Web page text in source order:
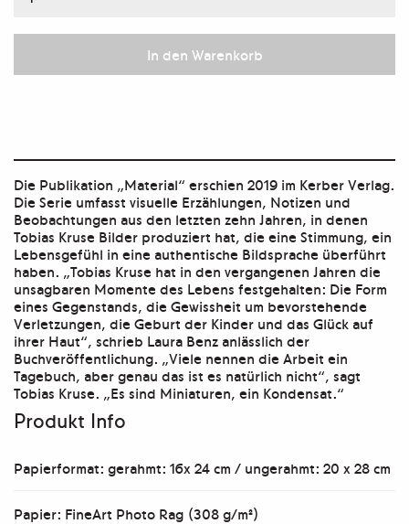
-
In den Warenkorb
Die Publikation „Material“ erschien 2019 im Kerber Verlag.
Die Serie umfasst visuelle Erzählungen, Notizen und
Beobachtungen aus den letzten zehn Jahren, in denen
Tobias Kruse Bilder produziert hat, die eine Stimmung, ein
Lebensgefühl in eine authentische Bildsprache überführt
haben. „Tobias Kruse hat in den vergangenen Jahren die
unsagbaren Momente des Lebens festgehalten: Die Form
eines Gegenstands, die Gewissheit um bevorstehende
Verletzungen, die Geburt der Kinder und das Glück auf
ihrer Haut“, schrieb Laura Benz anlässlich der
Buchveröffentlichung. „Viele nennen die Arbeit ein
Tagebuch, aber genau das ist es natürlich nicht“, sagt
Tobias Kruse. „Es sind Miniaturen, ein Kondensat.“
Produkt Info
Papierformat: gerahmt: 16x 24 cm / ungerahmt: 20 x 28 cm
Papier: FineArt Photo Rag (308 g/m²)